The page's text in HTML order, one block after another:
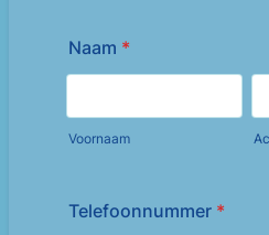
Naam *
Voornaam
Telefoonnummer *